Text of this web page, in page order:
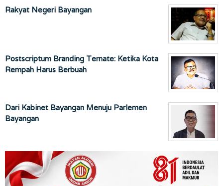
Rakyat Negeri Bayangan
Postscriptum Branding Ternate: Ketika Kota
Rempah Harus Berbuah
Dari Kabinet Bayangan Menuju Parlemen
Bayangan